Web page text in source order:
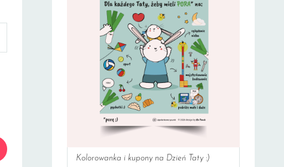
Kolorowanka i kupony na Dzień Taty :)